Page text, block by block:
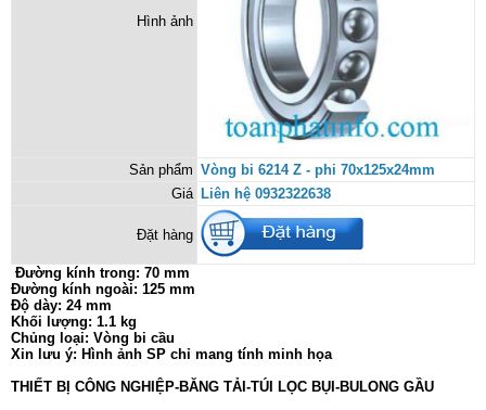
Hình ảnh
Sản phẩm Vòng bi 6214 Z - phi 70x125x24mm
Giá Liên hệ 0932322638
Đặt hàng
Đường kính trong: 70 mm
Đường kính ngoài: 125 mm
Độ dày: 24 mm
Khối lượng: 1.1 kg
Chủng loại: Vòng bi cầu
Xin lưu ý: Hình ảnh SP chỉ mang tính minh họa
THIẾT BỊ CÔNG NGHIỆP-BĂNG TẢI-TÚI LỌC BỤI-BULONG GẦU